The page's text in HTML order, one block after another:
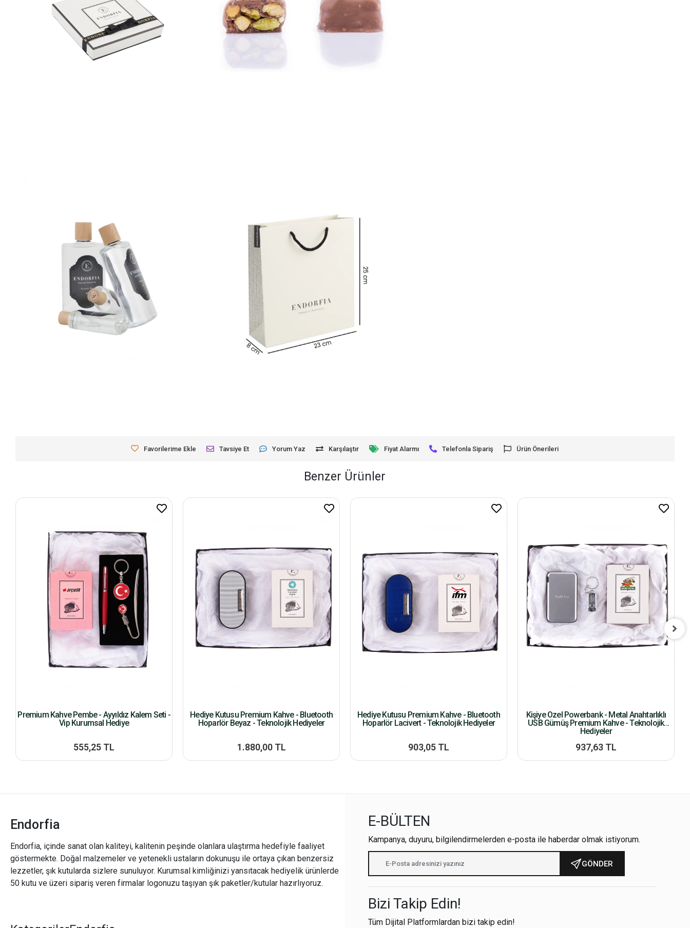
Favorilerime Ekle Tavsiye Et Yorum Yaz Karşılaştır Fiyat Alarmı Telefonla Sipariş Ürün Önerileri
Benzer Ürünler
Premium Kahve Pembe - Ayyıldız Kalem Seti -
Vip Kurumsal Hediye
555,25 TL
Hediye Kutusu Premium Kahve - Bluetooth
Hoparlör Beyaz - Teknolojik Hediyeler
1.880,00 TL
Hediye Kutusu Premium Kahve - Bluetooth
Hoparlör Lacivert - Teknolojik Hediyeler
903,05 TL
Kişiye Özel Powerbank - Metal Anahtarlıklı
USB Gümüş Premium Kahve - Teknolojik
Hediyeler
937,63 TL
Endorfia
Endorfia, içinde sanat olan kaliteyi, kalitenin peşinde olanlara ulaştırma hedefiyle faaliyet
göstermekte. Doğal malzemeler ve yetenekli ustaların dokunuşu ile ortaya çıkan benzersiz
lezzetler, şık kutularda sizlere sunuluyor. Kurumsal kimliğinizi yansıtacak hediyelik ürünlerde
50 kutu ve üzeri sipariş veren firmalar logonuzu taşıyan şık paketler/kutular hazırlıyoruz.
E-BÜLTEN
Kampanya, duyuru, bilgilendirmelerden e-posta ile haberdar olmak istiyorum.
GÖNDER
Bizi Takip Edin!
Tüm Dijital Platformlardan bizi takip edin!